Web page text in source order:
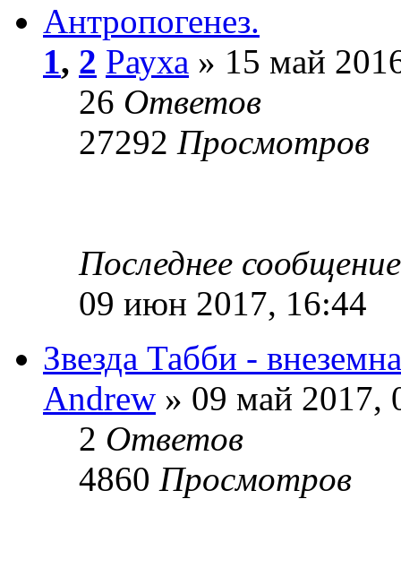
Антропогенез.
1, 2 Рауха » 15 май
26 Ответов
27292 Просмотров
Последнее
09 июн 2017, 16:44
Звезда Табби -
Andrew » 09 май 2017,
2 Ответов
4860 Просмотров